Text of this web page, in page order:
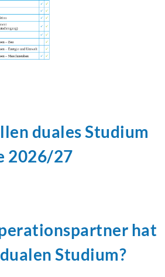
duales Studium
2026/27
hat
Studium?